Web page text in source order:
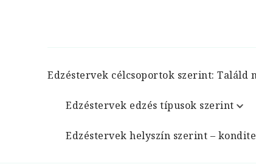
Edzéstervek célcsoportok szerint: Találd
Edzéstervek edzés típusok szerint
Edzéstervek helyszín szerint –